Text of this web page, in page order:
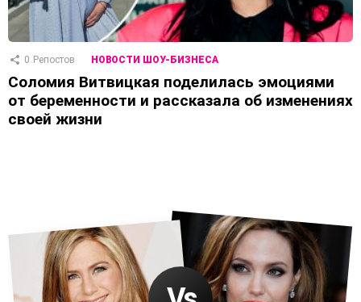
0 Репостов НОВОСТИ ШОУ-БИЗНЕСА
Соломия Витвицкая поделилась эмоциями
от беременности и рассказала об изменениях
своей жизни